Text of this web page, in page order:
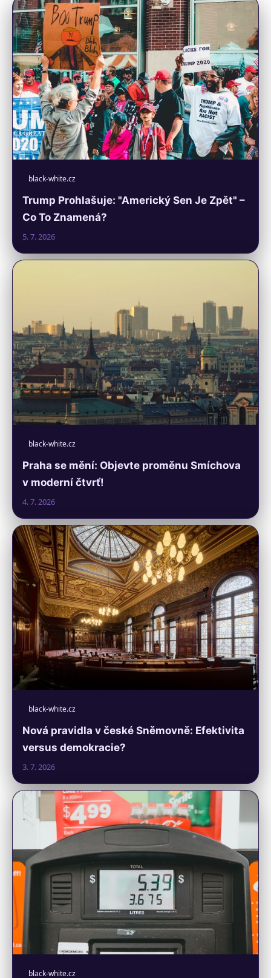
black-white.cz
Trump Prohlašuje: "Americký Sen Je Zpět" –
Co To Znamená?
5. 7. 2026
black-white.cz
Praha se mění: Objevte proměnu Smíchova
v moderní čtvrť!
4. 7. 2026
black-white.cz
Nová pravidla v české Sněmovně: Efektivita
versus demokracie?
3. 7. 2026
black-white.cz